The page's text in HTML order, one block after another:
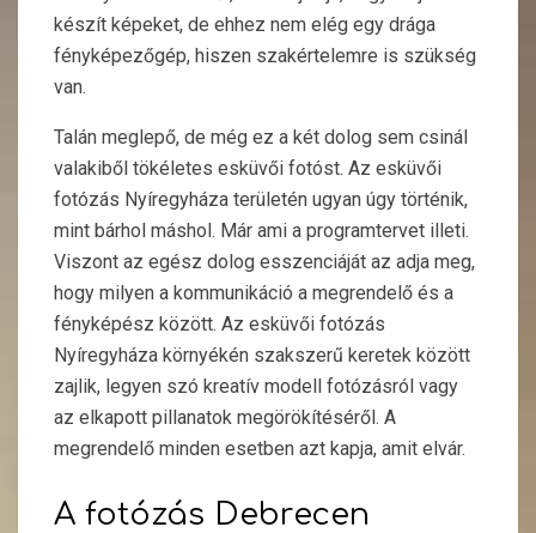
készít képeket, de ehhez nem elég egy drága
fényképezőgép, hiszen szakértelemre is szükség
van.
Talán meglepő, de még ez a két dolog sem csinál
valakiből tökéletes esküvői fotóst. Az esküvői
fotózás Nyíregyháza területén ugyan úgy történik,
mint bárhol máshol. Már ami a programtervet illeti.
Viszont az egész dolog esszenciáját az adja meg,
hogy milyen a kommunikáció a megrendelő és a
fényképész között. Az esküvői fotózás
Nyíregyháza környékén szakszerű keretek között
zajlik, legyen szó kreatív modell fotózásról vagy
az elkapott pillanatok megörökítéséről. A
megrendelő minden esetben azt kapja, amit elvár.
A fotózás Debrecen